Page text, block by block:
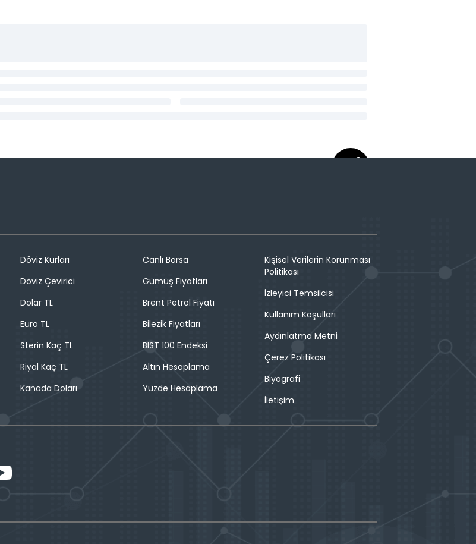
Döviz Kurları
Döviz Çevirici
Dolar TL
Euro TL
Sterin Kaç TL
Riyal Kaç TL
Kanada Doları
Canlı Borsa
Gümüş Fiyatları
Brent Petrol Fiyatı
Bilezik Fiyatları
BIST 100 Endeksi
Altın Hesaplama
Yüzde Hesaplama
Kişisel Verilerin Korunması
Politikası
İzleyici Temsilcisi
Kullanım Koşulları
Aydınlatma Metni
Çerez Politikası
Biyografi
İletişim